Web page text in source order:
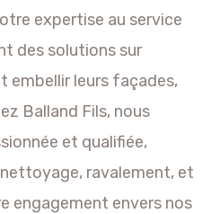
expertise au service
des solutions sur
embellir leurs façades,
Balland Fils, nous
et qualifiée,
ravalement, et
engagement envers nos